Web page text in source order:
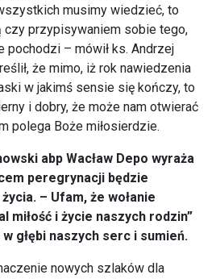
musimy wiedzieć, to
czy przypisywaniem sobie tego,
pochodzi – mówił ks. Andrzej
że mimo, iż rok nawiedzenia
w jakimś sensie się kończy, to
i dobry, że może nam otwierać
polega Boże miłosierdzie.
abp Wacław Depo wyraża
peregrynacji będzie
– Ufam, że wołanie
miłość i życie naszych rodzin”
w głębi naszych serc i sumień.
nowych szlaków dla